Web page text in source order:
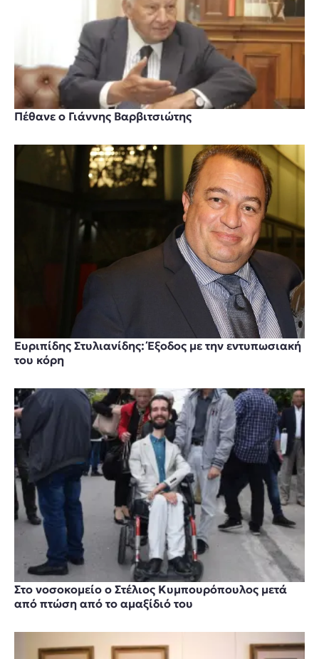
Πέθανε ο Γιάννης Βαρβιτσιώτης
Ευριπίδης Στυλιανίδης: Έξοδος με την εντυπωσιακή
του κόρη
Στο νοσοκομείο ο Στέλιος Κυμπουρόπουλος μετά
από πτώση από το αμαξίδιό του